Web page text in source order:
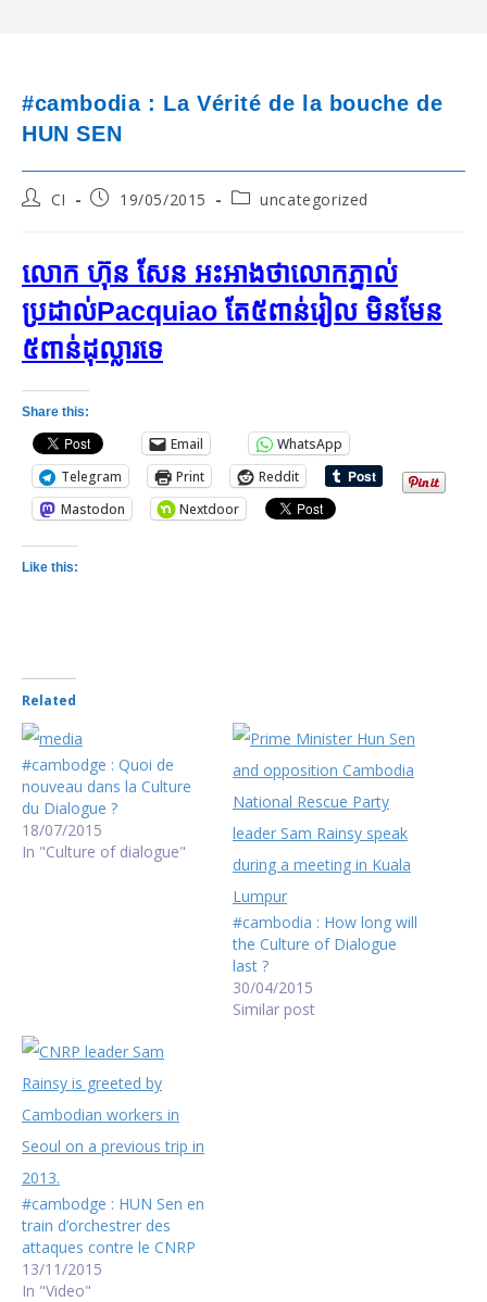
#cambodia : La Vérité de la bouche de
HUN SEN
PostCI
Post19/05/2015
Postuncategorized
លោក ហ៊ុន សែន អះអាង​ថាលោក​ភ្នាល់
ប្រដាល់Pacquiao តែ​៥ពាន់រៀល មិន​មែន​
៥ពាន់ដុល្លារទេ​
Share this:
Email
WhatsApp
Telegram
Print
Reddit
Mastodon
Nextdoor
Like this:
Related
#cambodge : Quoi de
nouveau dans la Culture
du Dialogue ?
18/07/2015
In "Culture of dialogue"
#cambodia : How long will
the Culture of Dialogue
last ?
30/04/2015
Similar post
#cambodge : HUN Sen en
train d’orchestrer des
attaques contre le CNRP
13/11/2015
In "Video"